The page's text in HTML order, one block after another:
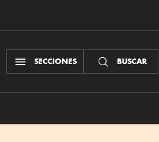
SECCIONES BUSCAR